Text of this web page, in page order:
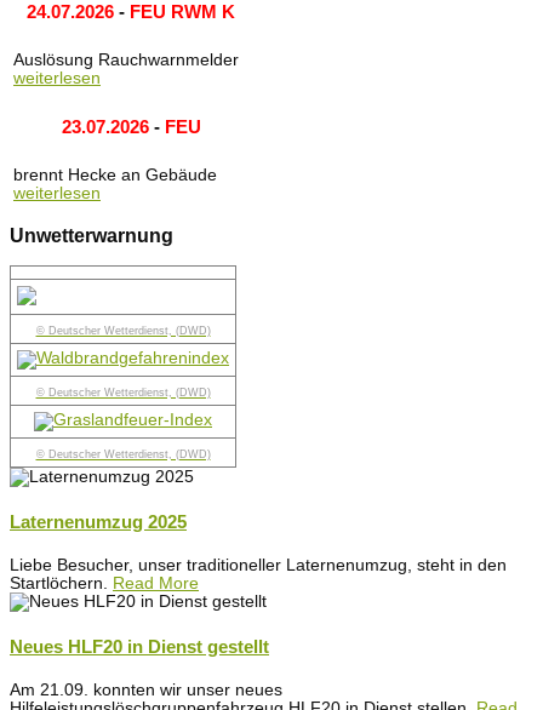
24.07.2026 - FEU RWM K
Auslösung Rauchwarnmelder
weiterlesen
23.07.2026- FEU
brennt Hecke an Gebäude
weiterlesen
Unwetterwarnung
© Deutscher Wetterdienst, (DWD)
© Deutscher Wetterdienst, (DWD)
© Deutscher Wetterdienst, (DWD)
Laternenumzug 2025
Liebe Besucher, unser traditioneller Laternenumzug, steht in den
Startlöchern. Read More
Neues HLF20 in Dienst gestellt
Am 21.09. konnten wir unser neues